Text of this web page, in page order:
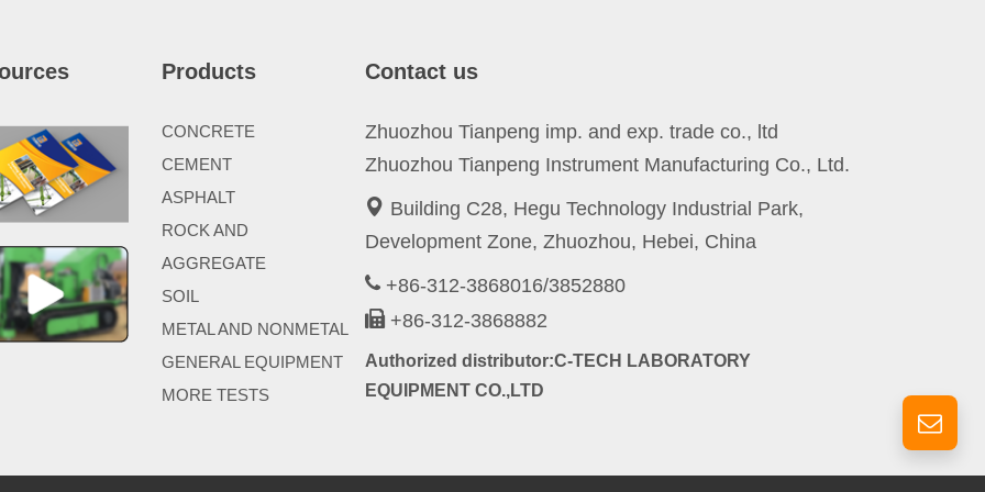
Products
CONCRETE
CEMENT
ASPHALT
ROCK AND
AGGREGATE
SOIL
METAL AND NONMETAL
GENERAL EQUIPMENT
MORE TESTS
Contact us
Zhuozhou Tianpeng imp. and exp. trade co., ltd
Zhuozhou Tianpeng Instrument Manufacturing Co., Ltd.
Building C28, Hegu Technology Industrial Park,
Development Zone, Zhuozhou, Hebei, China
+86-312-3868016/3852880
+86-312-3868882
Authorized distributor:C-TECH LABORATORY
EQUIPMENT CO.,LTD